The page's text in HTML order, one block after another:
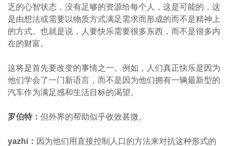
乏的心智状态，没有足够的资源给每个人，这是可能的，这
是由想法或需要以物质方式满足需求而形成的而不是精神上
的方式。也就是说，人要快乐需要很多东西，而不是很多内
在的财富。
这将是首先要改变的事情之一。例如，人们真正快乐是因为
他们学会了一门新语言，而不是因为他们拥有一辆最新型的
汽车作为满足感和生活目标的渴望。
罗伯特： 但外界的帮助似乎收效甚微。
yazhi ： 因为他们用直接控制人口的方法来对抗这种形式的